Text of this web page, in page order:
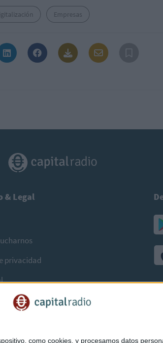
como cookies, y procesamos datos
Empresas
& Legal
privacidad